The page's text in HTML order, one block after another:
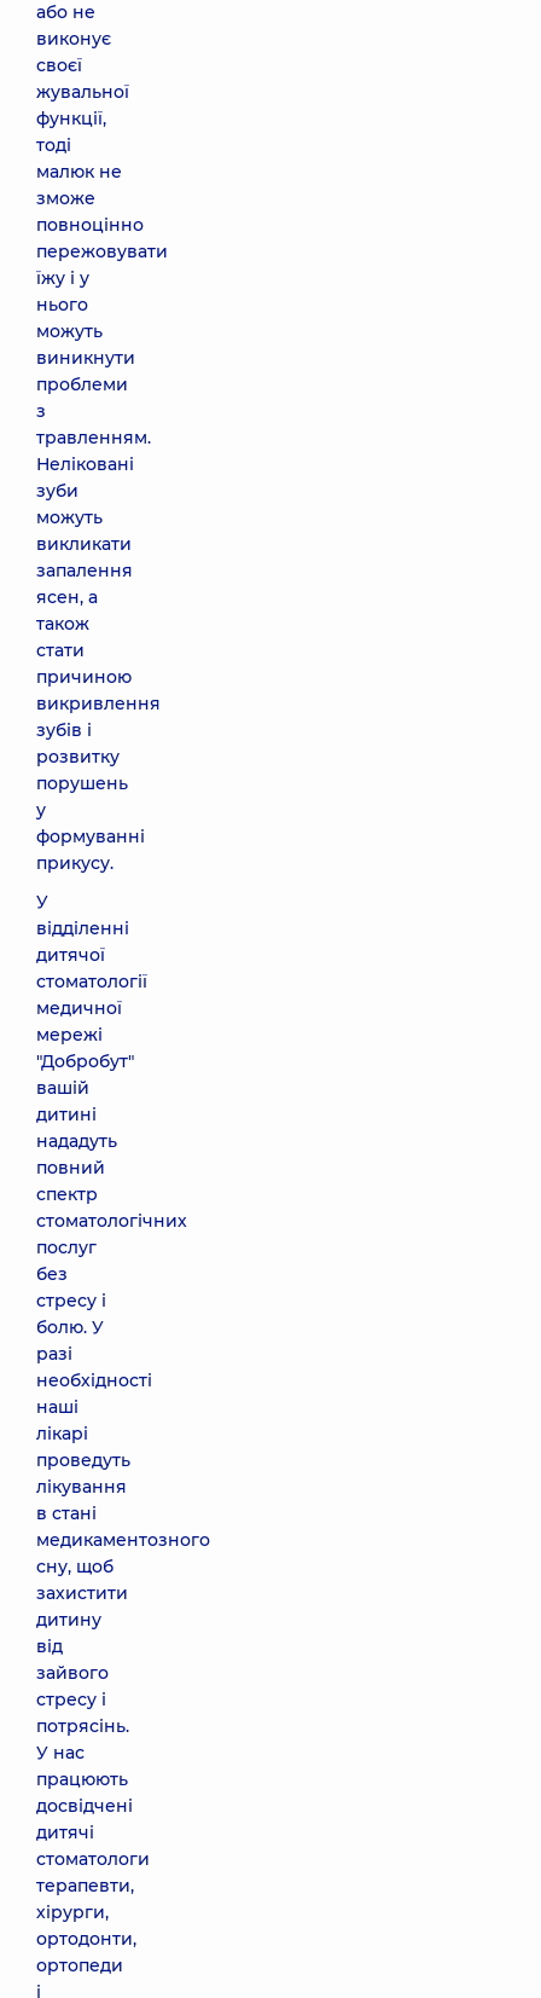
або не
виконує
своєї
жувальної
функції,
тоді
малюк не
зможе
повноцінно
пережовувати
їжу і у
нього
можуть
виникнути
проблеми
з
травленням.
Неліковані
зуби
можуть
викликати
запалення
ясен, а
також
стати
причиною
викривлення
зубів і
розвитку
порушень
у
формуванні
прикусу.
У
відділенні
дитячої
стоматології
медичної
мережі
"Добробут"
вашій
дитині
нададуть
повний
спектр
стоматологічних
послуг
без
стресу і
болю. У
разі
необхідності
наші
лікарі
проведуть
лікування
в стані
медикаментозного
сну, щоб
захистити
дитину
від
зайвого
стресу і
потрясінь.
У нас
працюють
досвідчені
дитячі
стоматологи
терапевти,
хірурги,
ортодонти,
ортопеди
і